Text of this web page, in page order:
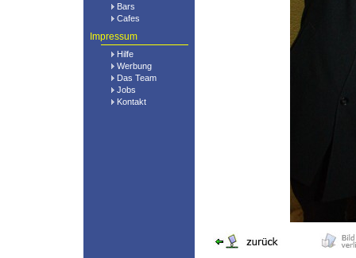
Bars
Cafes
Impressum
Hilfe
Werbung
Das Team
Jobs
Kontakt